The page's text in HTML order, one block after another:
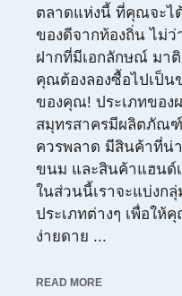
ตลาดแห่งนี้ ที่คุณจะไ
ของดีจากท้องถิ่น ไม่ว่
ฝากที่มีเอกลักษณ์ มา
คุณต้องลองซื้อไปเป็น
ของคุณ! ประเภทขอ
สมุทรสาครมีผลิตภัณ
ควรพลาด มีสินค้าที่น่
ขนม และสินค้าแฮนด์
ในส่วนนี้เราจะแบ่งก
ประเภทต่างๆ เพื่อให้
ง่ายดาย ...
READ MORE